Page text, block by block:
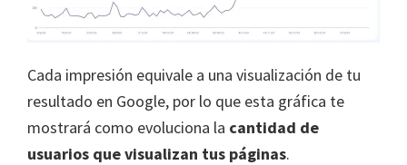
Cada impresión equivale a una visualización de tu
resultado en Google, por lo que esta gráfica te
mostrará como evoluciona la cantidad de
usuarios que visualizan tus páginas.